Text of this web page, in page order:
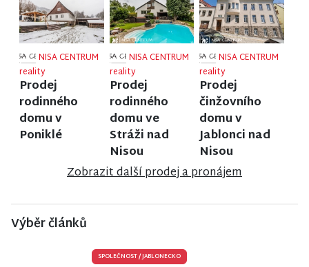
NISA CENTRUM
reality
Prodej
rodinného
domu v
Poniklé
NISA CENTRUM
reality
Prodej
rodinného
domu ve
Stráži nad
Nisou
NISA CENTRUM
reality
Prodej
činžovního
domu v
Jablonci nad
Nisou
Zobrazit další prodej a pronájem
Výběr článků
SPOLEČNOST/JABLONECKO